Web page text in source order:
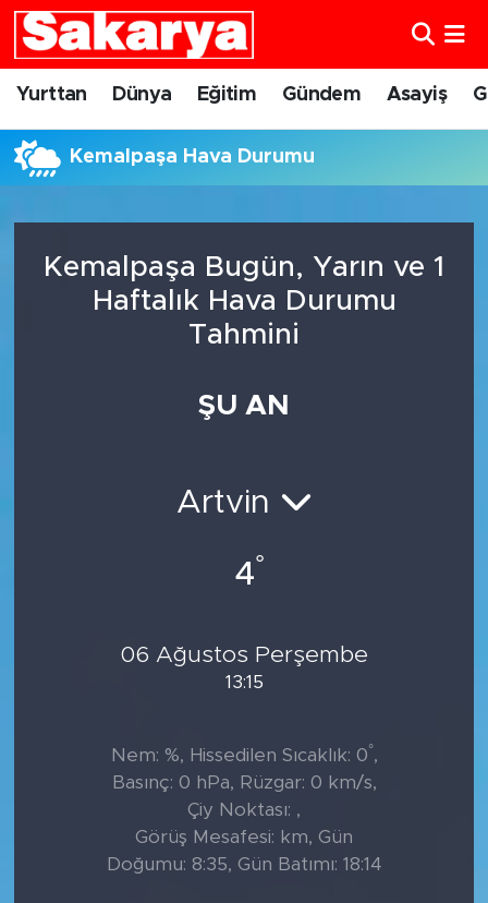
Yurttan Dünya Eğitim Gündem Asayiş
Kemalpaşa Hava Durumu
Kemalpaşa Bugün, Yarın ve 1
Haftalık Hava Durumu
Tahmini
ŞU AN
Artvin
4°
06 Ağustos Perşembe
13:15
Nem: %, Hissedilen Sıcaklık: 0°,
Basınç: 0 hPa, Rüzgar: 0 km/s,
Çiy Noktası: ,
Görüş Mesafesi: km, Gün
Doğumu: 8:35, Gün Batımı: 18:14
Yurttan
Eskişehirspor
Teknoloji
Eskişehir Nöbetçi Eczaneler
Süper Lig Puan Durumu ve Fikstür
Son Dakika Haberleri